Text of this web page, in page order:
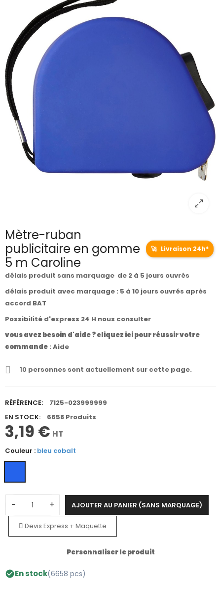
Mètre-ruban
publicitaire en gomme
5 m Caroline
🚀 Livraison 24h*
délais produit sans marquage de 2 à 5 jours ouvrés
délais produit avec marquage : 5 à 10 jours ouvrés après
accord BAT
Possibilité d'express 24 H nous consulter
vous avez besoin d'aide ? cliquez ici pour réussir votre
commande : Aide
10 personnes sont actuellement sur cette page.
RÉFÉRENCE:
7125-023999999
EN STOCK:
6658 Produits
3,19 € HT
Couleur : bleu cobalt
− + AJOUTER AU PANIER (SANS MARQUAGE)
Devis Express + Maquette
Personnaliser le produit
check_circleEn stock(6658 pcs)